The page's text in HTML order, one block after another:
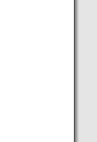
навигации по
следующих